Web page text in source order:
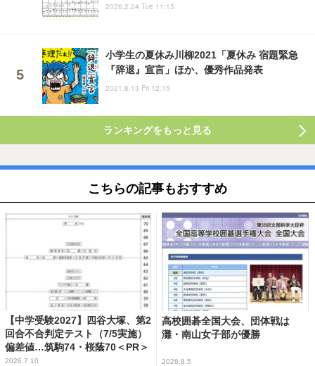
2026.2.24 Tue 11:15
小学生の夏休み川柳2021「夏休み 宿題緊急
『辞退』宣言」ほか、優秀作品発表
2021.8.13 Fri 12:15
ランキングをもっと見る
こちらの記事もおすすめ
【中学受験2027】四谷大塚、第2
回合不合判定テスト（7/5実施）
偏差値…筑駒74・桜蔭70＜PR＞
2026.7.10
高校囲碁全国大会、団体戦は
灘・南山女子部が優勝
2026.8.5